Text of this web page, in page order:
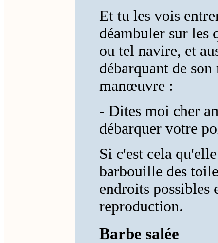
Et tu les vois
déambuler sur les
ou tel navire, et
débarquant de
manœuvre :
- Dites moi cher
débarquer votre
Si c'est cela
barbouille des
endroits possibles
reproduction.
Barbe salée